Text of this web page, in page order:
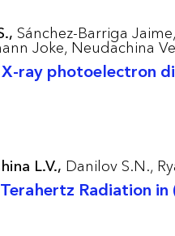
Sánchez-Barriga Jaime,
Joke, Neudachina
ray photoelectron
L.V., Danilov S.N.,
Radiation